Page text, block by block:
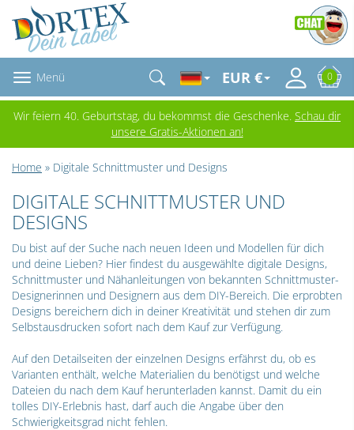
Menü EUR € 0
Wir feiern 40. Geburtstag, du bekommst die Geschenke. Schau dir
unsere Gratis-Aktionen an!
Home » Digitale Schnittmuster und Designs
DIGITALE SCHNITTMUSTER UND
DESIGNS
Du bist auf der Suche nach neuen Ideen und Modellen für dich
und deine Lieben? Hier findest du ausgewählte digitale Designs,
Schnittmuster und Nähanleitungen von bekannten Schnittmuster-
Designerinnen und Designern aus dem DIY-Bereich. Die erprobten
Designs bereichern dich in deiner Kreativität und stehen dir zum
Selbstausdrucken sofort nach dem Kauf zur Verfügung.
Auf den Detailseiten der einzelnen Designs erfährst du, ob es
Varianten enthält, welche Materialien du benötigst und welche
Dateien du nach dem Kauf herunterladen kannst. Damit du ein
tolles DIY-Erlebnis hast, darf auch die Angabe über den
Schwierigkeitsgrad nicht fehlen.